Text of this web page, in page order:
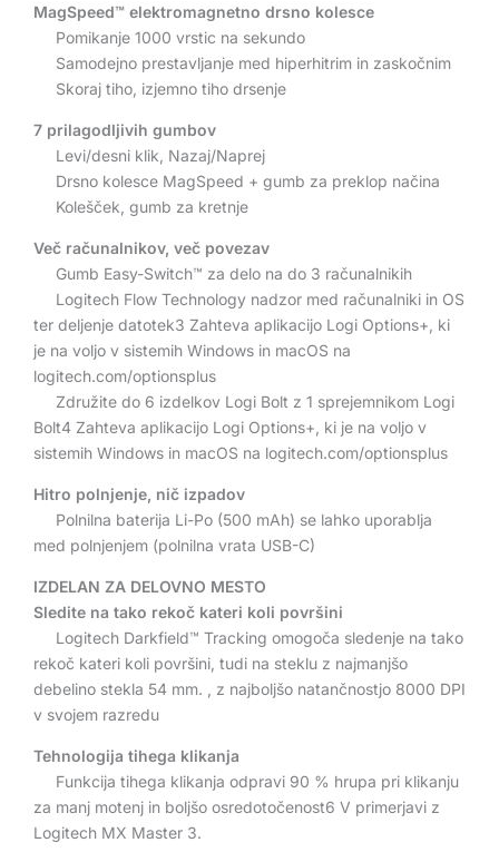
MagSpeed™ elektromagnetno drsno kolesce
Pomikanje 1000 vrstic na sekundo
Samodejno prestavljanje med hiperhitrim in zaskočnim
Skoraj tiho, izjemno tiho drsenje
7 prilagodljivih gumbov
Levi/desni klik, Nazaj/Naprej
Drsno kolesce MagSpeed ​​+ gumb za preklop načina
Kolešček, gumb za kretnje
Več računalnikov, več povezav
Gumb Easy-Switch™ za delo na do 3 računalnikih
Logitech Flow Technology nadzor med računalniki in OS
ter deljenje datotek3 Zahteva aplikacijo Logi Options+, ki
je na voljo v sistemih Windows in macOS na
logitech.com/optionsplus
Združite do 6 izdelkov Logi Bolt z 1 sprejemnikom Logi
Bolt4 Zahteva aplikacijo Logi Options+, ki je na voljo v
sistemih Windows in macOS na logitech.com/optionsplus
Hitro polnjenje, nič izpadov
Polnilna baterija Li-Po (500 mAh) se lahko uporablja
med polnjenjem (polnilna vrata USB-C)
IZDELAN ZA DELOVNO MESTO
Sledite na tako rekoč kateri koli površini
Logitech Darkfield™ Tracking omogoča sledenje na tako
rekoč kateri koli površini, tudi na steklu z najmanjšo
debelino stekla 54 mm. , z najboljšo natančnostjo 8000 DPI
v svojem razredu
Tehnologija tihega klikanja
Funkcija tihega klikanja odpravi 90 % hrupa pri klikanju
za manj motenj in boljšo osredotočenost6 V primerjavi z
Logitech MX Master 3.